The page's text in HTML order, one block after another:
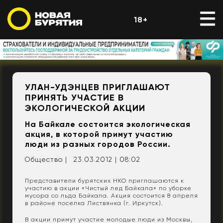
18+
УЛАН-УДЭНЦЕВ ПРИГЛАШАЮТ
ПРИНЯТЬ УЧАСТИЕ В
ЭКОЛОГИЧЕСКОЙ АКЦИИ
На Байкале состоится экологическая
акция, в которой примут участию
люди из разных городов России.
Общество | 23.03.2012 | 08:02
Представители бурятских НКО приглашаются к
участию в акции «Чистый лед Байкала» по уборке
мусора со льда Байкала. Акция состоится 8 апреля
в районе поселка Листвянка (г. Иркутск).
В акции примут участие молодые люди из Москвы,